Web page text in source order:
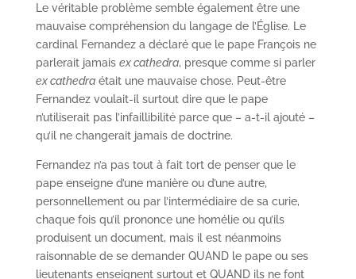
Le véritable problème semble également être une
mauvaise compréhension du langage de l’Église. Le
cardinal Fernandez a déclaré que le pape François ne
parlerait jamais ex cathedra, presque comme si parler
ex cathedraétait une mauvaise chose. Peut-être
Fernandez voulait-il surtout dire que le pape
n’utiliserait pas l’infaillibilité parce que – a-t-il ajouté –
qu’il ne changerait jamais de doctrine.
Fernandez n’a pas tout à fait tort de penser que le
pape enseigne d’une manière ou d’une autre,
personnellement ou par l’intermédiaire de sa curie,
chaque fois qu’il prononce une homélie ou qu’ils
produisent un document, mais il est néanmoins
raisonnable de se demander QUAND le pape ou ses
lieutenants enseignent surtout et QUAND ils ne font